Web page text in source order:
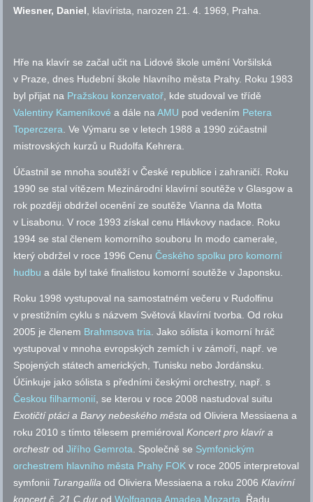
Wiesner, Daniel, klavírista, narozen 21. 4. 1969, Praha.
Hře na klavír se začal učit na Lidové škole umění Voršilská
v Praze, dnes Hudební škole hlavního města Prahy. Roku 1983
byl přijat na Pražskou konzervatoř, kde studoval ve třídě
Valentiny Kameníkové a dále naAMU pod vedením Petera
Toperczera. Ve Výmaru se v letech 1988 a 1990 zúčastnil
mistrovských kurzů u Rudolfa Kehrera.
Účastnil se mnoha soutěží v České republice i zahraničí. Roku
1990 se stal vítězem Mezinárodní klavírní soutěže v Glasgow a
rok později obdržel ocenění ze soutěže Vianna da Motta
v Lisabonu. V roce 1993 získal cenu Hlávkovy nadace. Roku
1994 se stal členem komorního souboru In modo camerale,
který obdržel v roce 1996 CenuČeského spolku pro komorní
hudbu a dále byl také finalistou komorní soutěže v Japonsku.
Roku 1998 vystupoval na samostatném večeru v Rudolfinu
v prestižním cyklu s názvem Světová klavírní tvorba. Od roku
2005 je členem Brahmsova tria. Jako sólista i komorní hráč
vystupoval v mnoha evropských zemích i v zámoří, např. ve
Spojených státech amerických, Tunisku nebo Jordánsku.
Účinkuje jako sólista s předními českými orchestry, např. s
Českou filharmonií, se kterou v roce 2008 nastudoval suitu
Exotičtí ptáci a Barvy nebeského města od Oliviera Messiaena a
roku 2010 s tímto tělesem premiérovalKoncert pro klavír a
orchestrodJiřího Gemrota. Společně se Symfonickým
orchestrem hlavního města Prahy FOK v roce 2005 interpretoval
symfonii Turangalila od Oliviera Messiaena a roku 2006Klavírní
koncertč. 21 C durodWolfganga Amadea Mozarta . Řadu